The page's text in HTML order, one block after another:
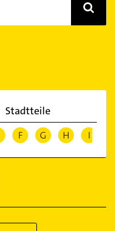
Stadtteile
F G H I